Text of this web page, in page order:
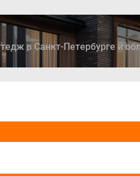
в Санкт-Петербурге и